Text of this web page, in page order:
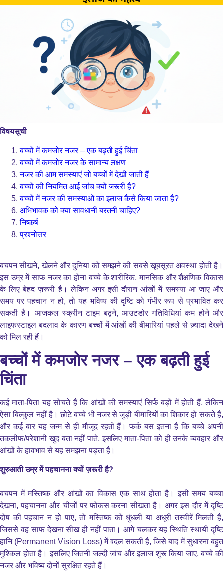
विषयसूची
बच्चों में कमजोर नजर – एक बढ़ती हुई चिंता
बच्चों में कमजोर नजर के सामान्य लक्षण
नजर की आम समस्याएं जो बच्चों में देखी जाती हैं
बच्चों की नियमित आई जांच क्यों ज़रूरी है?
बच्चों में नजर की समस्याओं का इलाज कैसे किया जाता है?
अभिभावक को क्या सावधानी बरतनी चाहिए?
निष्कर्ष
प्रश्नोत्तर
बचपन सीखने, खेलने और दुनिया को समझने की सबसे खूबसूरत अवस्था होती है।
इस उम्र में साफ नजर का होना बच्चे के शारीरिक, मानसिक और शैक्षणिक विकास
के लिए बेहद ज़रूरी है। लेकिन अगर इसी दौरान आंखों में समस्या आ जाए और
समय पर पहचान न हो, तो यह भविष्य की दृष्टि को गंभीर रूप से प्रभावित कर
सकती है। आजकल स्क्रीन टाइम बढ़ने, आउटडोर गतिविधियां कम होने और
लाइफस्टाइल बदलाव के कारण बच्चों में आंखों की बीमारियां पहले से ज़्यादा देखने
को मिल रही हैं।
बच्चों में कमजोर नजर – एक बढ़ती हुई
चिंता
कई माता-पिता यह सोचते हैं कि आंखों की समस्याएं सिर्फ बड़ों में होती हैं, लेकिन
ऐसा बिल्कुल नहीं है। छोटे बच्चे भी नजर से जुड़ी बीमारियों का शिकार हो सकते हैं,
और कई बार यह जन्म से ही मौजूद रहती हैं। फर्क बस इतना है कि बच्चे अपनी
तकलीफ/परेशानी खुद बता नहीं पाते, इसलिए माता-पिता को ही उनके व्यवहार और
आंखों के हावभाव से यह समझना पड़ता है।
शुरुआती उम्र में पहचानना क्यों ज़रूरी है?
बचपन में मस्तिष्क और आंखों का विकास एक साथ होता है। इसी समय बच्चा
देखना, पहचानना और चीजों पर फोकस करना सीखता है। अगर इस दौर में दृष्टि
दोष की पहचान न हो पाए, तो मस्तिष्क को धुंधली या अधूरी तस्वीरें मिलती हैं,
जिससे वह साफ देखना सीख ही नहीं पाता। आगे चलकर यह स्थिति स्थायी दृष्टि
हानि (Permanent Vision Loss) में बदल सकती है, जिसे बाद में सुधारना बहुत
मुश्किल होता है। इसलिए जितनी जल्दी जांच और इलाज शुरू किया जाए, बच्चे की
नजर और भविष्य दोनों सुरक्षित रहते हैं।